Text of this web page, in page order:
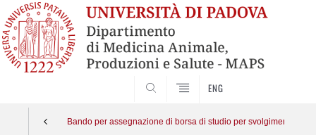
ENG
Bando per assegnazione di borsa di studio per svolgimento di